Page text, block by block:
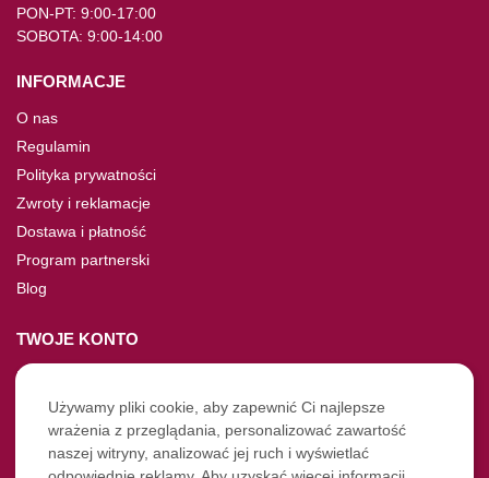
PON-PT: 9:00-17:00
SOBOTA: 9:00-14:00
INFORMACJE
O nas
Regulamin
Polityka prywatności
Zwroty i reklamacje
Dostawa i płatność
Program partnerski
Blog
TWOJE KONTO
Moje konto
Nie pamiętasz hasła?
Twoje zamówienia
Używamy pliki cookie, aby zapewnić Ci najlepsze
wrażenia z przeglądania, personalizować zawartość
naszej witryny, analizować jej ruch i wyświetlać